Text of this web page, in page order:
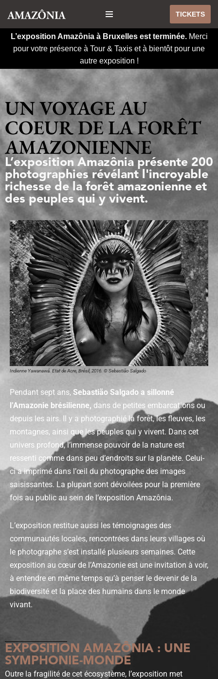
Aller
au
contenu
TICKETS
L’exposition Amazônia à Bruxelles est terminée. Merci
pour votre présence à Tour & Taxis et à bientôt pour une
autre exposition !
UN VOYAGE AU
COEUR DE LA FORÊT
AMAZONIENNE
L’exposition Amazônia présente 200
photographies révélant l'incroyable
richesse de la forêt amazonienne et
des peuples qui y vivent.
Indienne Yawanawá. Etat de Acre, Brésil, 2016. © Sebastião Salgado
Pendant sept ans, Sebastião Salgado a sillonné
l’Amazonie brésilienne, dans de petites embarcations ou
depuis les airs. Il y a photographié la forêt, les fleuves, les
montagnes, ainsi que les peuples qui y vivent. Dans cet
univers profond, l’immense pouvoir de la nature est
ressenti comme dans peu d’endroits sur la planète. Celui-
ci a imprimé dans l’œil du photographe des images
saisissantes. La plupart sont dévoilées pour la première
fois au public au sein de l’exposition Amazônia.
L’exposition restitue aussi les témoignages des
communautés locales, rencontrées dans leurs villages où
le photographe s’est installé plusieurs semaines. Cette
exposition au cœur de l’Amazonie est une invitation à voir,
à entendre en même temps qu’à penser le devenir de la
biodiversité et la place des humains dans le monde
vivant.
EXPOSITION AMAZÔNIA : UNE
SYMPHONIE-MONDE
Outre la fragilité de cet écosystème, l’exposition met